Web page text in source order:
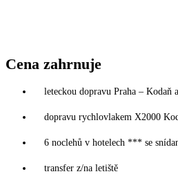
Cena zahrnuje
leteckou dopravu Praha –
dopravu rychlovlakem X2000
6 noclehů v hotelech *** se
transfer z/na letiště